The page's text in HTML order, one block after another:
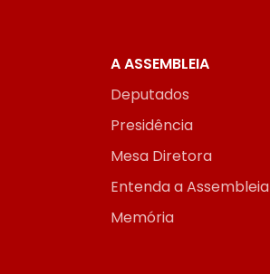
A ASSEMBLEIA
Deputados
Presidência
Mesa Diretora
Entenda a Assembleia
Memória